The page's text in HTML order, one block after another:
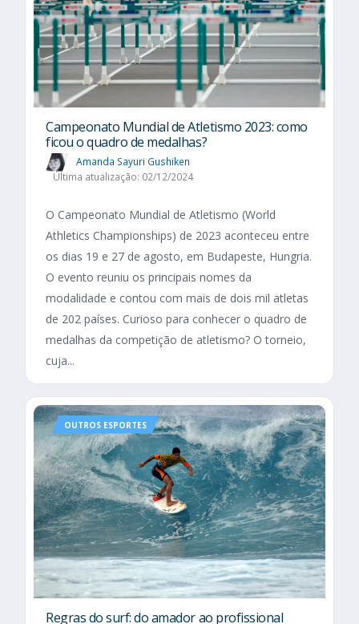
Campeonato Mundial de Atletismo 2023: como
ficou o quadro de medalhas?
Amanda Sayuri Gushiken
Última atualização: 02/12/2024
O Campeonato Mundial de Atletismo (World
Athletics Championships) de 2023 aconteceu entre
os dias 19 e 27 de agosto, em Budapeste, Hungria.
O evento reuniu os principais nomes da
modalidade e contou com mais de dois mil atletas
de 202 países. Curioso para conhecer o quadro de
medalhas da competição de atletismo? O torneio,
cuja...
OUTROS ESPORTES
Regras do surf: do amador ao profissional